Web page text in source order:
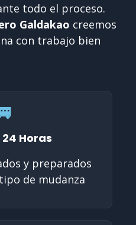
todo el proceso.
Galdakao creemos
con trabajo bien
Horas
y preparados
de mudanza